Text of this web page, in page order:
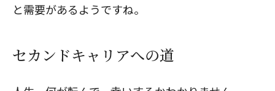
と需要があるようですね。
セカンドキャリアへの道